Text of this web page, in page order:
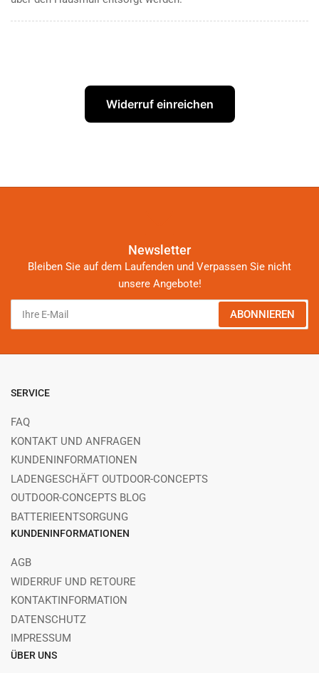
Widerruf einreichen
Newsletter
Bleiben Sie auf dem Laufenden und Verpassen Sie nicht
unsere Angebote!
Mail
ABONNIEREN
SERVICE
FAQ
KONTAKT UND ANFRAGEN
KUNDENINFORMATIONEN
LADENGESCHÄFT OUTDOOR-CONCEPTS
OUTDOOR-CONCEPTS BLOG
BATTERIEENTSORGUNG
KUNDENINFORMATIONEN
AGB
WIDERRUF UND RETOURE
KONTAKTINFORMATION
DATENSCHUTZ
IMPRESSUM
ÜBER UNS